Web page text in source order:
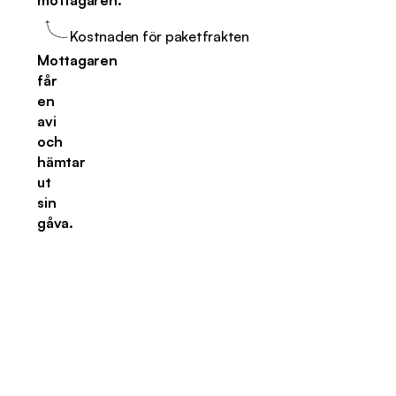
Kostnaden för paketfrakten
Mottagaren
får
en
avi
och
hämtar
ut
sin
gåva.